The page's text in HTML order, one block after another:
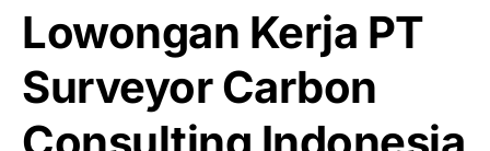
Lowongan Kerja PT
Surveyor Carbon